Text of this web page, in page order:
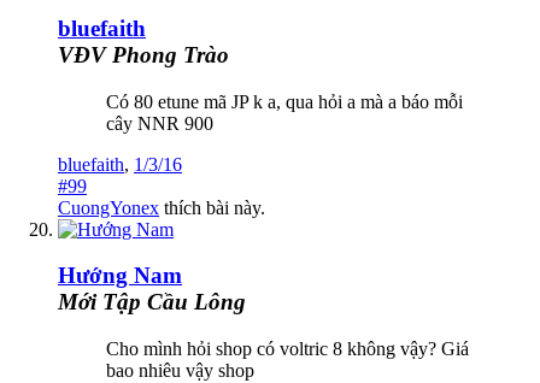
bluefaith
VĐV Phong Trào
Có 80 etune mã JP k a, qua hỏi a mà a báo mỗi
cây NNR 900
bluefaith, 1/3/16
#99
CuongYonex thích bài này.
Hướng Nam
Mới Tập Cầu Lông
Cho mình hỏi shop có voltric 8 không vậy? Giá
bao nhiêu vậy shop